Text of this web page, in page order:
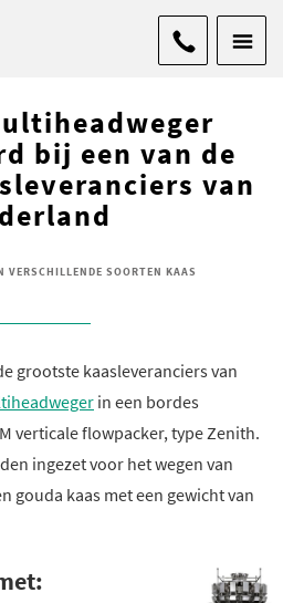
bij een van de
van
VERSCHILLENDE SOORTEN KAAS
grootste kaasleveranciers van
in een bordes
verticale flowpacker, type Zenith.
ingezet voor het wegen van
gouda kaas met een gewicht van